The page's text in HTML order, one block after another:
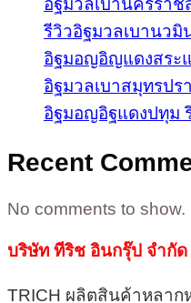
อิฐมวลเบานครรา
รีวิวอิฐมวลเบานว
อิฐมอญอิญแดงสระ
อิฐมวลเบาสมุทรปร
อิฐมอญอิฐแดงปทุม
Recent
No comments to show.
บริษัท ทีริช อินกรุ๊ป จำกัด
TRICH ผลิตสินค้าหลาก